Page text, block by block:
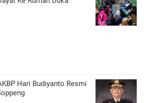
Hari Budiyanto Resmi